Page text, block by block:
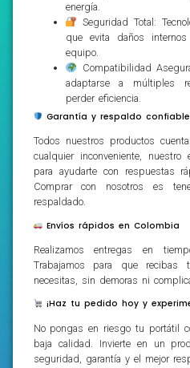
energía.
Seguridad Total:
que evita daños
equipo.
Compatibilidad
adaptarse a múltiples
perder eficiencia.
Garantía y respaldo
Todos nuestros productos
cualquier inconveniente,
para ayudarte con respuestas
Comprar con nosotros es
respaldado.
Envíos rápidos en Colombia
Realizamos entregas en
Trabajamos para que recibas
necesitas, sin demoras ni
¡Haz tu pedido hoy y
No pongas en riesgo tu portátil
baja calidad. Invierte en un
seguridad, garantía y el mejor